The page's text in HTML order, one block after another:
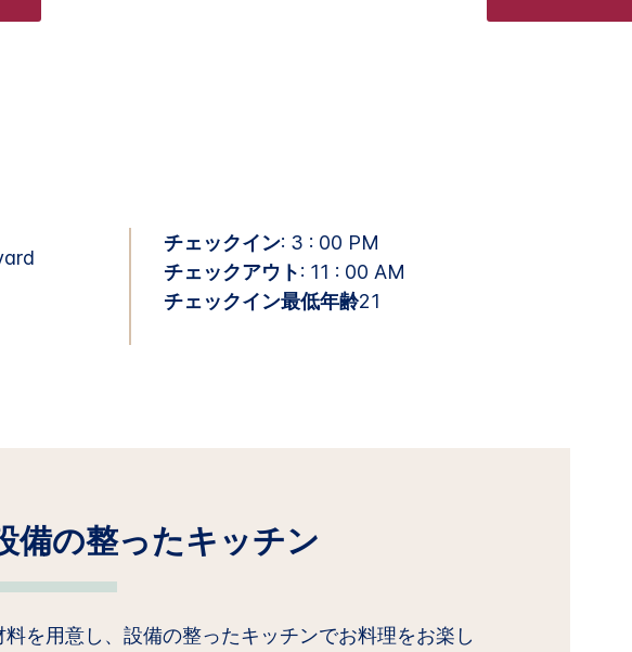
チェックイン: 3 : 00 PM
チェックアウト: 11 : 00 AM
チェックイン最低年齢21
備の整ったキッチン
料を用意し、設備の整ったキッチンでお料理をお楽し